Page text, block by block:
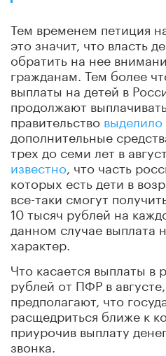
Тем временем петиция
это значит, что власть
обратить на нее
гражданам. Тем более
выплаты на детей в
продолжают
правительство выделило
дополнительные
трех до семи лет в
известно , что часть
которых есть дети в
все-таки смогут
10 тысяч рублей на
данном случае выплата
характер.
Что касается выплаты в
рублей от ПФР в
предполагают, что
расщедриться ближе к
приурочив выплату
звонка.